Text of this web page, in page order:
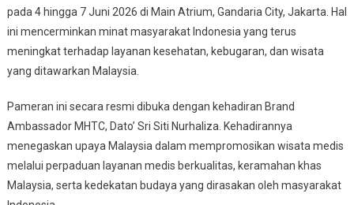
Berobat
Ke
pada 4 hingga 7 Juni 2026 di Main Atrium, Gandaria City, Jakarta. Hal
ini mencerminkan minat masyarakat Indonesia yang terus
meningkat terhadap layanan kesehatan, kebugaran, dan wisata
yang ditawarkan Malaysia.
Pameran ini secara resmi dibuka dengan kehadiran Brand
Ambassador MHTC, Dato’ Sri Siti Nurhaliza. Kehadirannya
menegaskan upaya Malaysia dalam mempromosikan wisata medis
melalui perpaduan layanan medis berkualitas, keramahan khas
Malaysia, serta kedekatan budaya yang dirasakan oleh masyarakat